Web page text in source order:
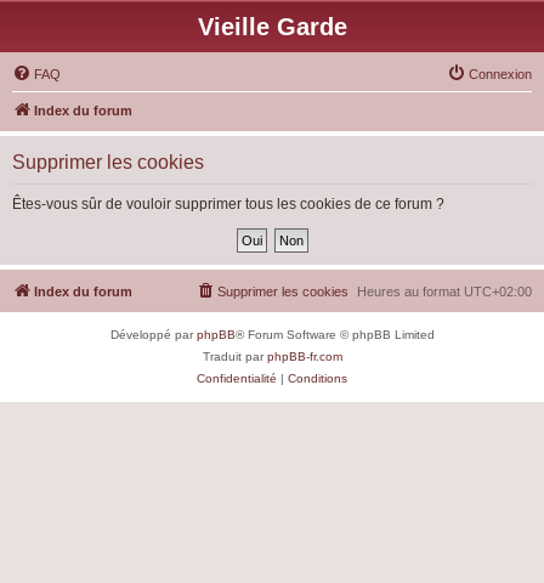
Vieille Garde
FAQ Connexion
Index du forum
Supprimer les cookies
Êtes-vous sûr de vouloir supprimer tous les cookies de ce forum ?
Index du forum Heures au format UTC+02:00
Supprimer les cookies
Développé parphpBB® Forum Software © phpBB Limited
Traduit parphpBB-fr.com
Confidentialité | Conditions